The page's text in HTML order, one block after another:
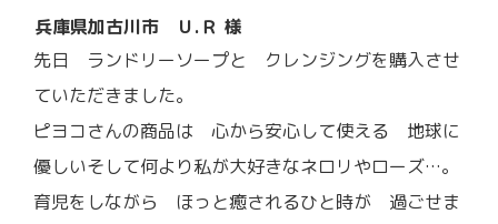
兵庫県加古川市 Ｕ.Ｒ 様
先日 ランドリーソープと クレンジングを購入させ
ていただきました。
ピヨコさんの商品は 心から安心して使える 地球に
優しいそして何より私が大好きなネロリやローズ…。
育児をしながら ほっと癒されるひと時が 過ごせま